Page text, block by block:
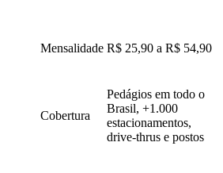
Mensalidade R$ 25,90 a R$ 54,90
Cobertura
Pedágios em todo o
Brasil, +1.000
estacionamentos,
drive-thrus e postos